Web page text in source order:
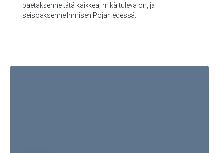
paetaksenne tätä kaikkea, mikä tuleva on, ja
seisoaksenne Ihmisen Pojan edessä.